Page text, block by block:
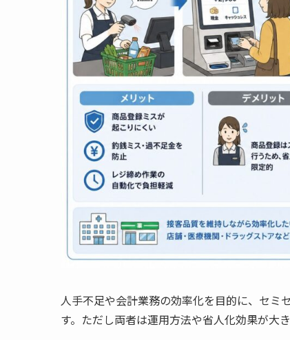
人手不足や会計業務の効率化を目的に、セミ
す。ただし両者は運用方法や省人化効果が大